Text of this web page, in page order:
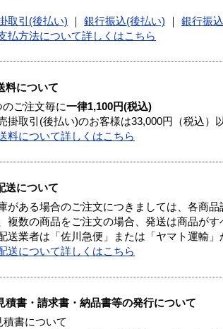
取引(後払い) 銀行振込(後払い) 銀行振
払方法について詳しくはこちら
料について
のご注文毎に一律1,100円(税込)
掛取引(後払い)のお客様は33,000円（税込）
料について詳しくはこちら
送について
がある場合のご注文につきましては、各商
複数の商品をご注文の場合、発送は商品がす
送業者は「佐川急便」または「ヤマト運輸」
送について詳しくはこちら
積書・請求書・納品書等の発行について
積書について